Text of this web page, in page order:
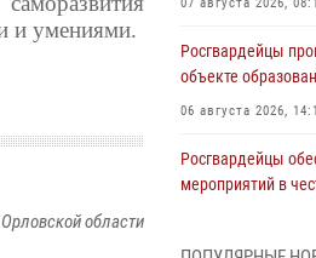
и умениями.
области
Росгвардейцы
объекте
06 августа 2026,
Росгвардейцы
мероприятий в